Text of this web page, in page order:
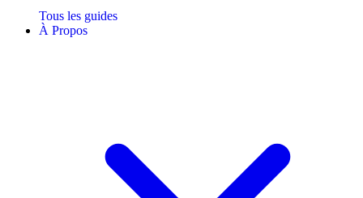
Tous les guides
À Propos